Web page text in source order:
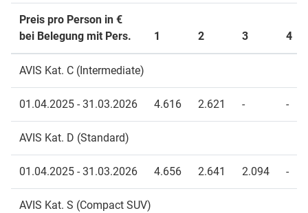
Preis pro Person in €
bei Belegung mit Pers.
1 2 3 4
AVIS Kat. C (Intermediate)
01.04.2025 - 31.03.2026 4.616 2.621 - -
AVIS Kat. D (Standard)
01.04.2025 - 31.03.2026 4.656 2.641 2.094 -
AVIS Kat. S (Compact SUV)